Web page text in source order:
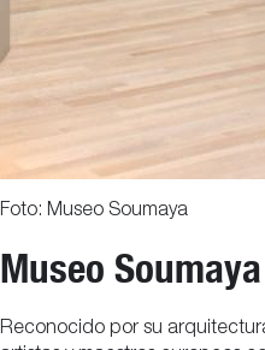
Foto: Museo Soumaya
Museo
Reconocido por su